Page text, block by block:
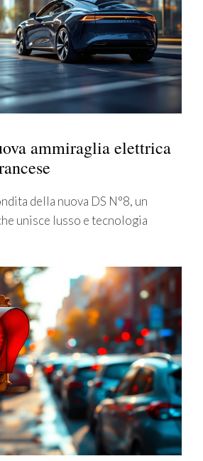
ammiraglia elettrica
della nuova DS N°8, un
unisce lusso e tecnologia